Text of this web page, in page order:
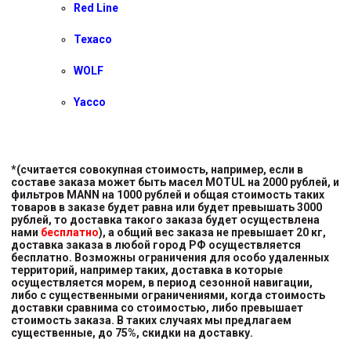
Red Line
Texaco
WOLF
Yacco
*(считается совокупная стоимость, например, если в
составе заказа может быть масел MOTUL на 2000 рублей, и
фильтров MANN на 1000 рублей и общая стоимость таких
товаров в заказе будет равна или будет превышать 3000
рублей, то доставка такого заказа будет осуществлена
нами бесплатно), а общий вес заказа не превышает 20 кг,
доставка заказа в любой город РФ осуществляется
бесплатно. Возможны ограничения для особо удаленных
территорий, например таких, доставка в которые
осуществляется морем, в период сезонной навигации,
либо с существенными ограничениями, когда стоимость
доставки сравнима со стоимостью, либо превышает
стоимость заказа. В таких случаях мы предлагаем
существенные, до 75%, скидки на доставку.